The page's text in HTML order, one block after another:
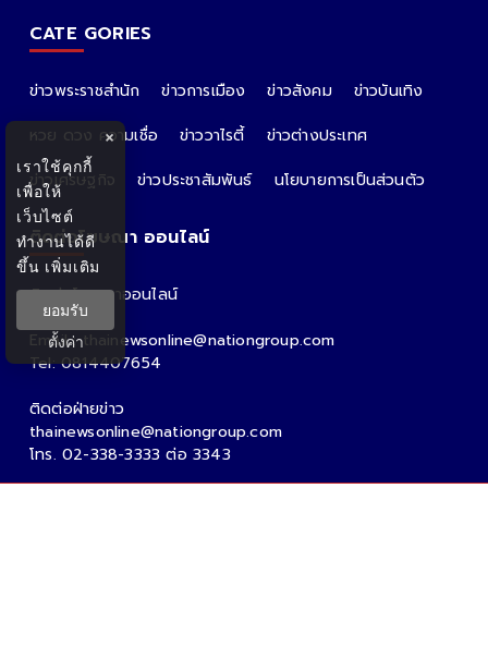
CATE GORIES
ข่าวพระราชสำนัก ข่าวการเมือง ข่าวสังคม
ข่าวบันเทิง
หวย ดวง ความเชื่อ
ข่าววาไรตี้
ข่าวต่างประเทศ
ข่าวเศรษฐกิจ
ข่าวประชาสัมพันธ์ นโยบายการเป็นส่วนตัว
ติดต่อโฆษณา ออนไลน์
ติดต่อโฆษณาออนไลน์
คุณอ้อ
Email : thainewsonline@nationgroup.com
Tel: 0814407654
ติดต่อฝ่ายข่าว
thainewsonline@nationgroup.com
โทร. 02-338-3333 ต่อ 3343
×
เราใช้คุกกี้
เพื่อให้
เว็บไซต์
ทำงานได้ดี
ขึ้น เพิ่มเติม
ยอมรับ
ตั้งค่า